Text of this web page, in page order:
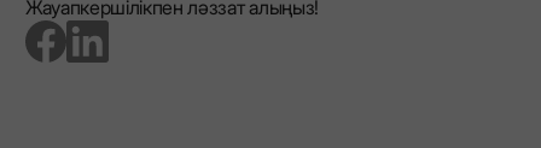
Жауапкершілікпен ләззат алыңыз!
go to facebook page go to linkedin page